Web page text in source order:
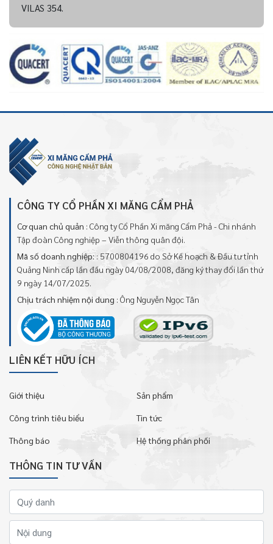
VILAS 354.
CÔNG TY CỔ PHẦN XI MĂNG CẨM PHẢ
Cơ quan chủ quản : Công ty Cổ Phần Xi măng Cẩm Phả - Chi nhánh
Tập đoàn Công nghiệp – Viễn thông quân đội.
Mã số doanh nghiệp: : 5700804196 do Sở Kế hoạch & Đầu tư tỉnh
Quảng Ninh cấp lần đầu ngày 04/08/2008, đăng ký thay đổi lần thứ
9 ngày 14/07/2025.
Chịu trách nhiệm nội dung : Ông Nguyễn Ngọc Tân
LIÊN KẾT HỮU ÍCH
Giới thiệu Sản phẩm
Công trình tiêu biểu Tin tức
Thông báo Hệ thống phân phối
THÔNG TIN TƯ VẤN